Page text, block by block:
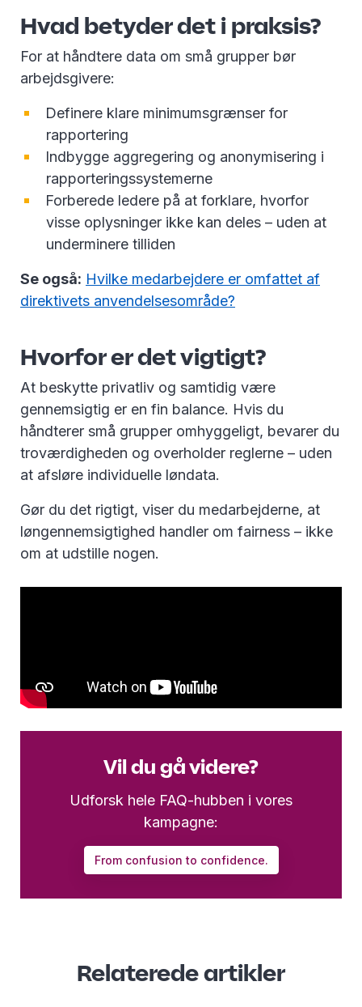
Hvad betyder det i praksis?
For at håndtere data om små grupper bør
arbejdsgivere:
Definere klare minimumsgrænser for
rapportering
Indbygge aggregering og anonymisering i
rapporteringssystemerne
Forberede ledere på at forklare, hvorfor
visse oplysninger ikke kan deles – uden at
underminere tilliden
Se også: Hvilke medarbejdere er omfattet af
direktivets anvendelsesområde?
Hvorfor er det vigtigt?
At beskytte privatliv og samtidig være
gennemsigtig er en fin balance. Hvis du
håndterer små grupper omhyggeligt, bevarer du
troværdigheden og overholder reglerne – uden
at afsløre individuelle løndata.
Gør du det rigtigt, viser du medarbejderne, at
løngennemsigtighed handler om fairness – ikke
om at udstille nogen.
Vil du gå videre?
Udforsk hele FAQ-hubben i vores
kampagne:
From confusion to confidence.
Relaterede artikler